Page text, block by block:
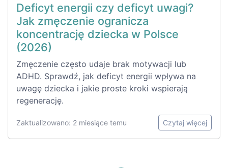
Deficyt energii czy deficyt uwagi?
Jak zmęczenie ogranicza
koncentrację dziecka w Polsce
(2026)
Zmęczenie często udaje brak motywacji lub
ADHD. Sprawdź, jak deficyt energii wpływa na
uwagę dziecka i jakie proste kroki wspierają
regenerację.
Zaktualizowano: 2 miesiące temu Czytaj więcej